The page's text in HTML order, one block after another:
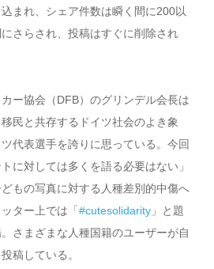
まれ、シェア件数は瞬く間に200以
さらされ、投稿はすぐに削除され
ー協会（DFB）のグリンデル会長は
民と共存するドイツ社会のよき象
代表選手を誇りに思っている。今回
に対しては多くを語る必要はない」
もの写真に対する人種差別的中傷へ
ター上では「#cutesolidarity」と題
さまざまな人種国籍のユーザーが自
稿している。